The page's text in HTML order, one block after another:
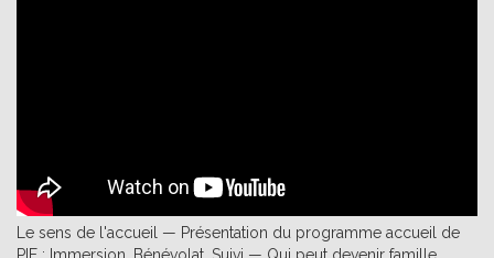
Le sens de l'accueil — Présentation du programme accueil de